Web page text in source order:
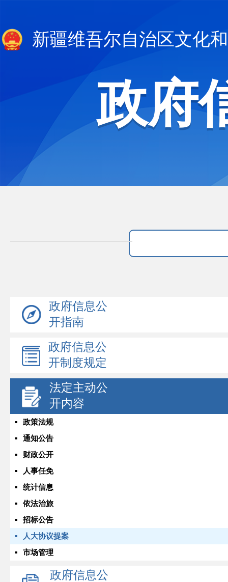
新疆维吾尔自治区文化
政府
政府信息公
开指南
政府信息公
开制度规定
法定主动公
开内容
政策法规
通知公告
财政公开
人事任免
统计信息
依法治旅
招标公告
人大协议提案
市场管理
政府信息公